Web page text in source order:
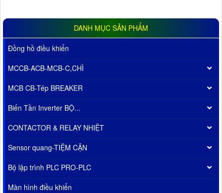
DANH MỤC SẢN PHẨM
Đồng hồ điều khiển
MCCB-ACB-MCB-C,CHÌ
MCB CB-Tép BREAKER
Biến Tần Inverter BỘ...
CONTACTOR & RELAY NHIỆT
Sensor quang-TIỆM CẬN
Bộ lập trình PLC PRO-PLC
Màn hình điều khiển